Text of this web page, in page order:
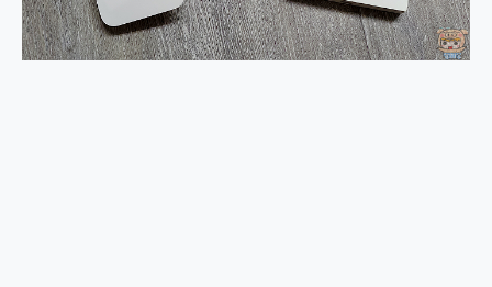
近八千元的 Soundcore Liberty 5 Pro Max，有螢幕的耳機會是智商稅嗎?
ASUS Pad 全面應援 Me Time，加碼愛奇藝黃金雙周卡體驗，專案價最低 NT$0 起
榮耀 HONOR 600 Pro x MOLLY Limited Edition 限量版開賣，攜手味全龍進駐大巨蛋萬人盛典